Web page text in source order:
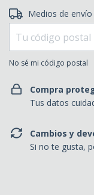
Entregas para el CP:
Medios de envío
No sé mi código postal
Compra
Tus datos
Cambios y
Si no te gusta,